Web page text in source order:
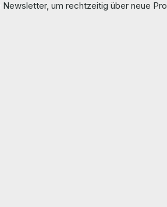
um rechtzeitig über neue